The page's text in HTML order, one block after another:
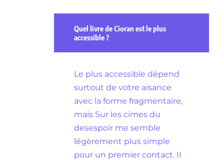
Quel livre de Cioran est le plus
accessible ?
Le plus accessible dépend
surtout de votre aisance
avec la forme fragmentaire,
mais Sur les cimes du
desespoir me semble
légèrement plus simple
pour un premier contact. Il